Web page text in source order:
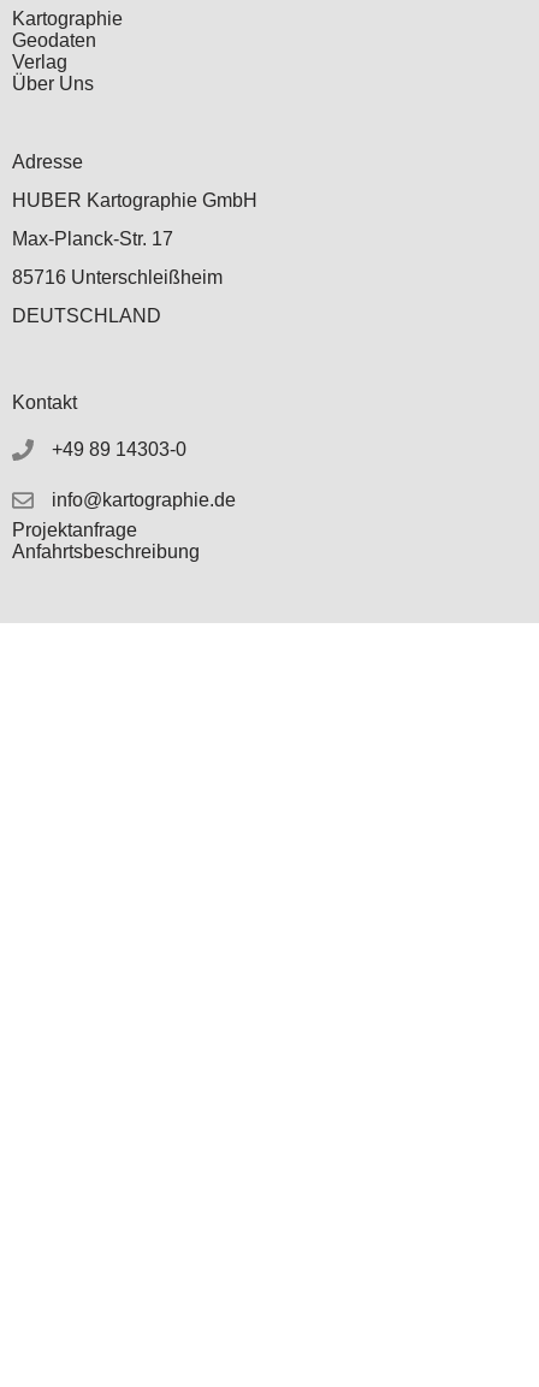
Kartographie
Geodaten
Verlag
Über Uns
Adresse
HUBER Kartographie GmbH
Max-Planck-Str. 17
85716 Unterschleißheim
DEUTSCHLAND
Kontakt
+49 89 14303-0
info@kartographie.de
Projektanfrage
Anfahrtsbeschreibung